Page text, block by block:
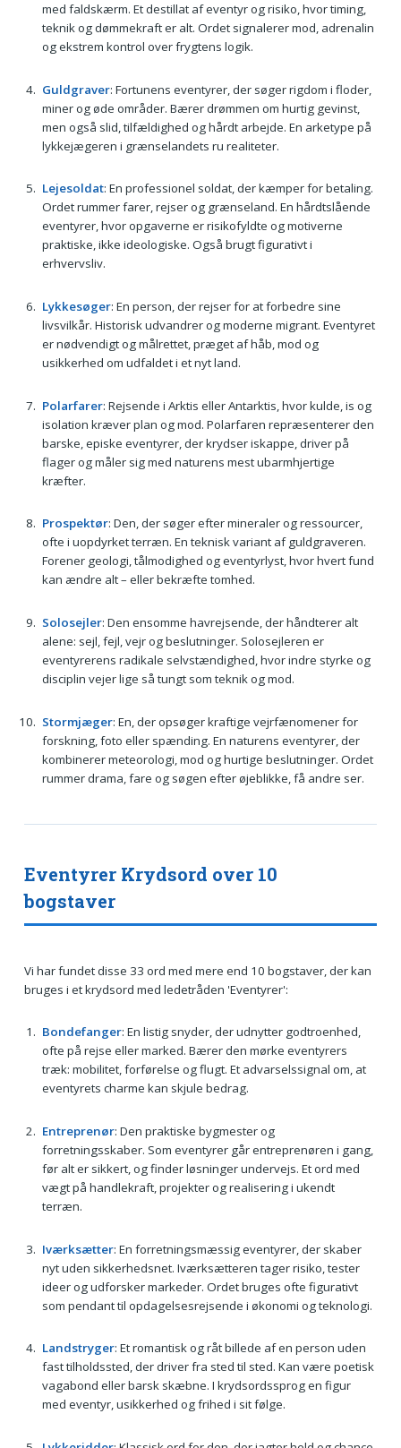
med faldskærm. Et destillat af eventyr og risiko, hvor timing,
teknik og dømmekraft er alt. Ordet signalerer mod, adrenalin
og ekstrem kontrol over frygtens logik.
Guldgraver: Fortunens eventyrer, der søger rigdom i floder,
miner og øde områder. Bærer drømmen om hurtig gevinst,
men også slid, tilfældighed og hårdt arbejde. En arketype på
lykkejægeren i grænselandets ru realiteter.
Lejesoldat: En professionel soldat, der kæmper for betaling.
Ordet rummer farer, rejser og grænseland. En hårdtslående
eventyrer, hvor opgaverne er risikofyldte og motiverne
praktiske, ikke ideologiske. Også brugt figurativt i
erhvervsliv.
Lykkesøger: En person, der rejser for at forbedre sine
livsvilkår. Historisk udvandrer og moderne migrant. Eventyret
er nødvendigt og målrettet, præget af håb, mod og
usikkerhed om udfaldet i et nyt land.
Polarfarer: Rejsende i Arktis eller Antarktis, hvor kulde, is og
isolation kræver plan og mod. Polarfaren repræsenterer den
barske, episke eventyrer, der krydser iskappe, driver på
flager og måler sig med naturens mest ubarmhjertige
kræfter.
Prospektør: Den, der søger efter mineraler og ressourcer,
ofte i uopdyrket terræn. En teknisk variant af guldgraveren.
Forener geologi, tålmodighed og eventyrlyst, hvor hvert fund
kan ændre alt – eller bekræfte tomhed.
Solosejler: Den ensomme havrejsende, der håndterer alt
alene: sejl, fejl, vejr og beslutninger. Solosejleren er
eventyrerens radikale selvstændighed, hvor indre styrke og
disciplin vejer lige så tungt som teknik og mod.
Stormjæger: En, der opsøger kraftige vejrfænomener for
forskning, foto eller spænding. En naturens eventyrer, der
kombinerer meteorologi, mod og hurtige beslutninger. Ordet
rummer drama, fare og søgen efter øjeblikke, få andre ser.
Eventyrer Krydsord over 10
bogstaver
Vi har fundet disse 33 ord med mere end 10 bogstaver, der kan
bruges i et krydsord med ledetråden 'Eventyrer':
Bondefanger: En listig snyder, der udnytter godtroenhed,
ofte på rejse eller marked. Bærer den mørke eventyrers
træk: mobilitet, forførelse og flugt. Et advarselssignal om, at
eventyrets charme kan skjule bedrag.
Entreprenør: Den praktiske bygmester og
forretningsskaber. Som eventyrer går entreprenøren i gang,
før alt er sikkert, og finder løsninger undervejs. Et ord med
vægt på handlekraft, projekter og realisering i ukendt
terræn.
Iværksætter: En forretningsmæssig eventyrer, der skaber
nyt uden sikkerhedsnet. Iværksætteren tager risiko, tester
ideer og udforsker markeder. Ordet bruges ofte figurativt
som pendant til opdagelsesrejsende i økonomi og teknologi.
Landstryger: Et romantisk og råt billede af en person uden
fast tilholdssted, der driver fra sted til sted. Kan være poetisk
vagabond eller barsk skæbne. I krydsordssprog en figur
med eventyr, usikkerhed og frihed i sit følge.